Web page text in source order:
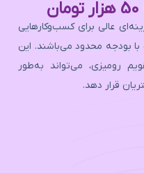
عالی برای کسب‌وکارهایی
بودجه محدود می‌باشند. این
رومیزی، می‌تواند به‌طور
قرار دهد.